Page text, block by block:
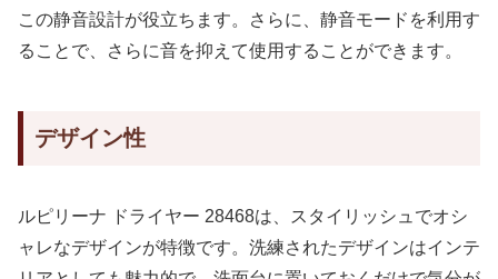
この静音設計が役立ちます。さらに、静音モードを利用す
ることで、さらに音を抑えて使用することができます。
デザイン性
ルピリーナ ドライヤー 28468は、スタイリッシュでオシ
ャレなデザインが特徴です。洗練されたデザインはインテ